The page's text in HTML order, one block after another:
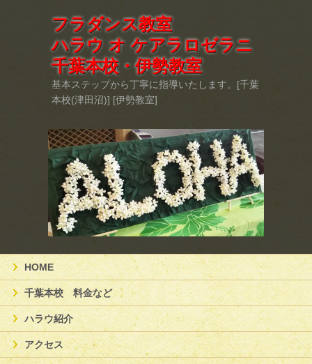
フラダンス教室
ハラウ オ ケアラロゼラニ
千葉本校・伊勢教室
基本ステップから丁寧に指導いたします。[千葉
本校(津田沼)] [伊勢教室]
HOME
千葉本校 料金など
ハラウ紹介
アクセス